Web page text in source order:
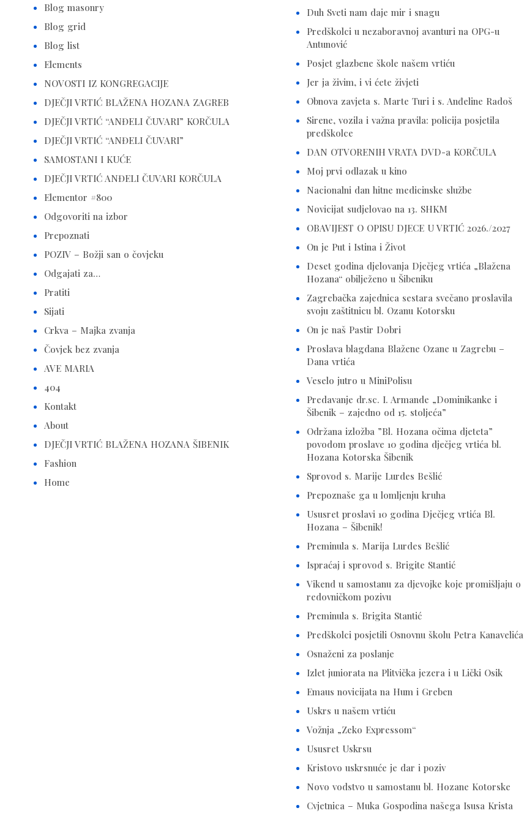
Blog masonry
Blog grid
Blog list
Elements
NOVOSTI IZ KONGREGACIJE
DJEČJI VRTIĆ BLAŽENA HOZANA ZAGREB
DJEČJI VRTIĆ “ANĐELI ČUVARI” KORČULA
DJEČJI VRTIĆ “ANĐELI ČUVARI”
SAMOSTANI I KUĆE
DJEČJI VRTIĆ ANĐELI ČUVARI KORČULA
Elementor #800
Odgovoriti na izbor
Prepoznati
POZIV – Božji san o čovjeku
Odgajati za…
Pratiti
Sijati
Crkva – Majka zvanja
Čovjek bez zvanja
AVE MARIA
404
Kontakt
About
DJEČJI VRTIĆ BLAŽENA HOZANA ŠIBENIK
Fashion
Home
Duh Sveti nam daje mir i snagu
Predškolci u nezaboravnoj avanturi na OPG-u
Antunović
Posjet glazbene škole našem vrtiću
Jer ja živim, i vi ćete živjeti
Obnova zavjeta s. Marte Turi i s. Anđeline Radoš
Sirene, vozila i važna pravila: policija posjetila
predškolce
DAN OTVORENIH VRATA DVD-a KORČULA
Moj prvi odlazak u kino
Nacionalni dan hitne medicinske službe
Novicijat sudjelovao na 13. SHKM
OBAVIJEST O OPISU DJECE U VRTIĆ 2026./2027
On je Put i Istina i Život
Deset godina djelovanja Dječjeg vrtića „Blažena
Hozana“ obilježeno u Šibeniku
Zagrebačka zajednica sestara svečano proslavila
svoju zaštitnicu bl. Ozanu Kotorsku
On je naš Pastir Dobri
Proslava blagdana Blažene Ozane u Zagrebu –
Dana vrtića
Veselo jutro u MiniPolisu
Predavanje dr.sc. I. Armande „Dominikanke i
Šibenik – zajedno od 15. stoljeća”
Održana izložba ”Bl. Hozana očima djeteta”
povodom proslave 10 godina dječjeg vrtića bl.
Hozana Kotorska Šibenik
Sprovod s. Marije Lurdes Bešlić
Prepoznaše ga u lomljenju kruha
Ususret proslavi 10 godina Dječjeg vrtića Bl.
Hozana – Šibenik!
Preminula s. Marija Lurdes Bešlić
Ispraćaj i sprovod s. Brigite Stantić
Vikend u samostanu za djevojke koje promišljaju o
redovničkom pozivu
Preminula s. Brigita Stantić
Predškolci posjetili Osnovnu školu Petra Kanavelića
Osnaženi za poslanje
Izlet juniorata na Plitvička jezera i u Lički Osik
Emaus novicijata na Hum i Greben
Uskrs u našem vrtiću
Vožnja „Zeko Expressom“
Ususret Uskrsu
Kristovo uskrsnuće je dar i poziv
Novo vodstvo u samostanu bl. Hozane Kotorske
Cvjetnica – Muka Gospodina našega Isusa Krista